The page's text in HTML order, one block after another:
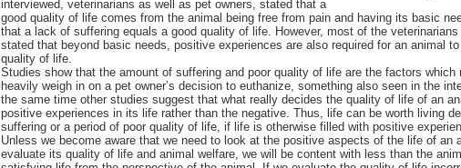
interviewed, veterinarians as well as pet owners, stated that a
good quality of life comes from the animal being free from pain and having its basic
that a lack of suffering equals a good quality of life. However, most of the veterinarians
stated that beyond basic needs, positive experiences are also required for an animal
quality of life.
Studies show that the amount of suffering and poor quality of life are the factors which
heavily weigh in on a pet owner’s decision to euthanize, something also seen in the
the same time other studies suggest that what really decides the quality of life of an
positive experiences in its life rather than the negative. Thus, life can be worth living
suffering or a period of poor quality of life, if life is otherwise filled with positive
Unless we become aware that we need to look at the positive aspects of the life of an
evaluate its quality of life and animal welfare, we will be content with less than the